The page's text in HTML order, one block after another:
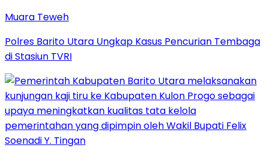
Muara Teweh
Polres Barito Utara Ungkap Kasus Pencurian Tembaga
di Stasiun TVRI